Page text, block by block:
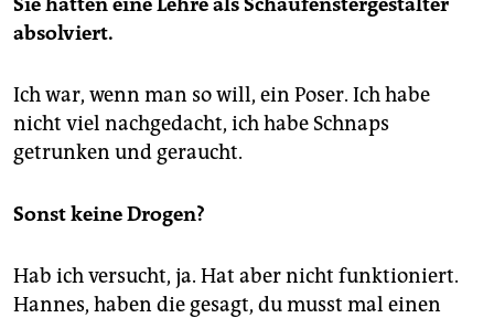
absolviert.
Ich war, wenn man so will, ein Poser. Ich habe
nicht viel nachgedacht, ich habe Schnaps
getrunken und geraucht.
Sonst keine Drogen?
Hab ich versucht, ja. Hat aber nicht funktioniert.
Hannes, haben die gesagt, du musst mal einen